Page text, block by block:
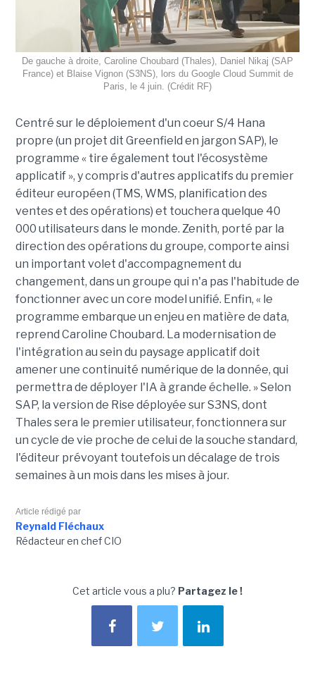
De gauche à droite, Caroline Choubard (Thales), Daniel Nikaj (SAP
France) et Blaise Vignon (S3NS), lors du Google Cloud Summit de
Paris, le 4 juin. (Crédit RF)
Centré sur le déploiement d'un coeur S/4 Hana
propre (un projet dit Greenfield en jargon SAP), le
programme « tire également tout l'écosystème
applicatif », y compris d'autres applicatifs du premier
éditeur européen (TMS, WMS, planification des
ventes et des opérations) et touchera quelque 40
000 utilisateurs dans le monde. Zenith, porté par la
direction des opérations du groupe, comporte ainsi
un important volet d'accompagnement du
changement, dans un groupe qui n'a pas l'habitude de
fonctionner avec un core model unifié. Enfin, « le
programme embarque un enjeu en matière de data,
reprend Caroline Choubard. La modernisation de
l'intégration au sein du paysage applicatif doit
amener une continuité numérique de la donnée, qui
permettra de déployer l'IA à grande échelle. » Selon
SAP, la version de Rise déployée sur S3NS, dont
Thales sera le premier utilisateur, fonctionnera sur
un cycle de vie proche de celui de la souche standard,
l'éditeur prévoyant toutefois un décalage de trois
semaines à un mois dans les mises à jour.
Article rédigé par
Reynald Fléchaux
Rédacteur en chef CIO
Cet article vous a plu? Partagez le !